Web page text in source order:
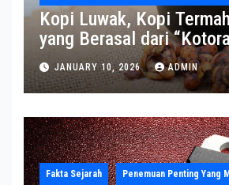
Kopi Luwak, Kopi
yang Berasal dari
JANUARY 10, 2026 ADMIN
Fakta Sejarah Penemuan Penting Yang